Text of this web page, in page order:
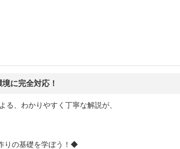
に完全対応！
る、わかりやすく丁寧な解説が、
りの基礎を学ぼう！◆